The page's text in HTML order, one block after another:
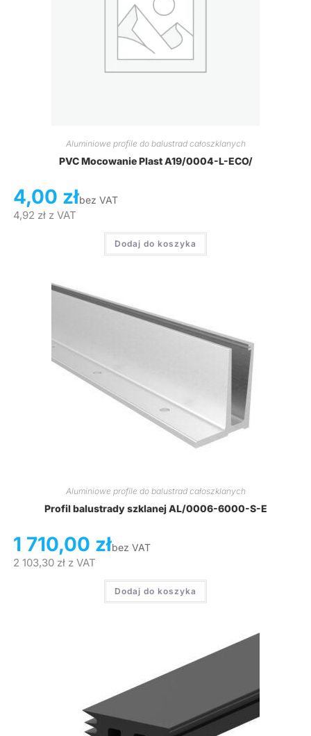
Aluminiowe profile do balustrad całoszklanych
PVC Mocowanie Plast A19/0004-L-ECO/
4,00 złbez VAT
4,92 złz VAT
Dodaj do koszyka
Aluminiowe profile do balustrad całoszklanych
Profil balustrady szklanej AL/0006-6000-S-E
1 710,00 złbez VAT
2 103,30 złz VAT
Dodaj do koszyka